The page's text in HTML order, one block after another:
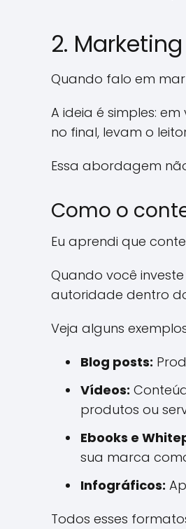
2.
Quando falo em
A ideia é simples:
no final, levam o
Essa abordagem
Como o
Eu aprendi que
Quando você
autoridade dentro
Veja alguns
Blog posts:
Vídeos:
produtos ou
Ebooks e
sua marca
Infográficos:
Todos esses